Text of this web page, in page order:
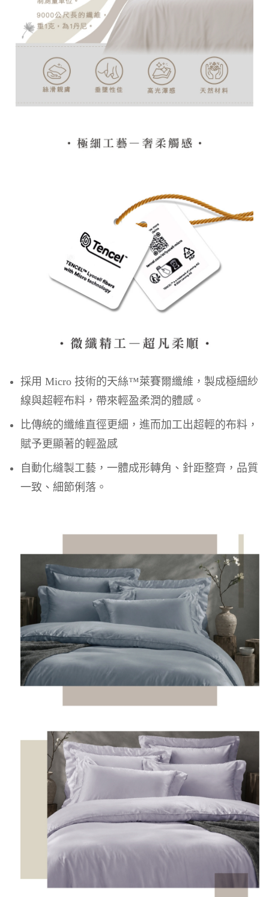
採用 Micro 技術的天絲™萊賽爾纖維，製成極細紗
線與超輕布料，帶來輕盈柔潤的體感。
比傳統的纖維直徑更細，進而加工出超輕的布料，
賦予更顯著的輕盈感
自動化縫製工藝，一體成形轉角、針距整齊，品質
一致、細節俐落。